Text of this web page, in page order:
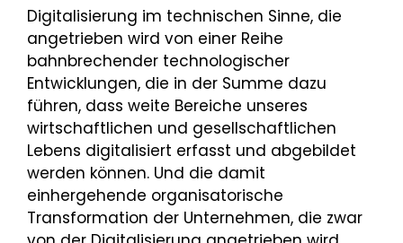
Digitalisierung im technischen Sinne, die
angetrieben wird von einer Reihe
bahnbrechender technologischer
Entwicklungen, die in der Summe dazu
führen, dass weite Bereiche unseres
wirtschaftlichen und gesellschaftlichen
Lebens digitalisiert erfasst und abgebildet
werden können. Und die damit
einhergehende organisatorische
Transformation der Unternehmen, die zwar